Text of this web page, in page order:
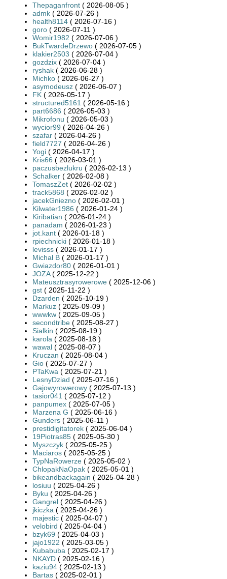
Thepaganfront ( 2026-08-05 )
admk ( 2026-07-26 )
health8114 ( 2026-07-16 )
goro ( 2026-07-11 )
Womir1982 ( 2026-07-06 )
BukTwardeDrzewo ( 2026-07-05 )
klakier2503 ( 2026-07-04 )
gozdzix ( 2026-07-04 )
ryshak ( 2026-06-28 )
Michko ( 2026-06-27 )
asymodeusz ( 2026-06-07 )
FK ( 2026-05-17 )
structured5161 ( 2026-05-16 )
part6686 ( 2026-05-03 )
Mikrofonu ( 2026-05-03 )
wycior99 ( 2026-04-26 )
szafar ( 2026-04-26 )
field7727 ( 2026-04-26 )
Yogi ( 2026-04-17 )
Kris66 ( 2026-03-01 )
paczusbezlukru ( 2026-02-13 )
Schalker ( 2026-02-08 )
TomaszZet ( 2026-02-02 )
track5868 ( 2026-02-02 )
jacekGniezno ( 2026-02-01 )
Kilwater1986 ( 2026-01-24 )
Kiribatian ( 2026-01-24 )
panadam ( 2026-01-23 )
jot.kant ( 2026-01-18 )
rpiechnicki ( 2026-01-18 )
levisss ( 2026-01-17 )
Michał B ( 2026-01-17 )
Gwiazdor80 ( 2026-01-01 )
JOZA( 2025-12-22 )
Mateusztrasyrowerowe ( 2025-12-06 )
gst ( 2025-11-22 )
Dzarden ( 2025-10-19 )
Markuz ( 2025-09-09 )
wwwkw ( 2025-09-05 )
secondtribe ( 2025-08-27 )
Sialkin ( 2025-08-19 )
karola ( 2025-08-18 )
wawal ( 2025-08-07 )
Kruczan ( 2025-08-04 )
Gio ( 2025-07-27 )
PTaKwa ( 2025-07-21 )
LesnyDziad ( 2025-07-16 )
Gajowyrowerowy ( 2025-07-13 )
tasior041 ( 2025-07-12 )
panpumex ( 2025-07-05 )
Marzena G ( 2025-06-16 )
Gunders ( 2025-06-11 )
prestidigitatorek ( 2025-06-04 )
19Piotras85 ( 2025-05-30 )
Myszczyk ( 2025-05-25 )
Maciaros ( 2025-05-25 )
TypNaRowerze ( 2025-05-02 )
ChlopakNaOpak ( 2025-05-01 )
bikeandbackagain ( 2025-04-28 )
losiuu ( 2025-04-26 )
Byku ( 2025-04-26 )
Gangrel ( 2025-04-26 )
jkiczka ( 2025-04-26 )
majestic ( 2025-04-07 )
velobird ( 2025-04-04 )
bzyk69 ( 2025-04-03 )
jajo1922 ( 2025-03-05 )
Kubabuba ( 2025-02-17 )
NKAYD ( 2025-02-16 )
kaziu94 ( 2025-02-13 )
Bartas ( 2025-02-01 )